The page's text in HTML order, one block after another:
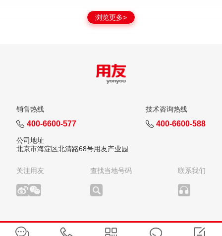
浏览更多>
销售热线
400-6600-577
技术咨询热线
400-6600-588
公司地址
北京市海淀区北清路68号用友产业园
关注用友 查找当地号码 联系我们
版权所有：用友网络科技股份有限公司